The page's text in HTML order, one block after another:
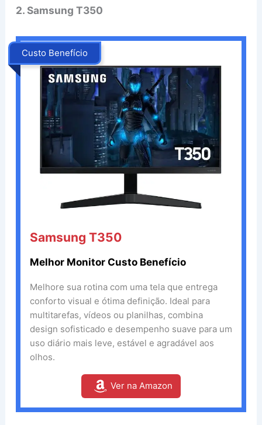
2. Samsung T350
Custo Benefício
‎
Samsung T350
Melhor Monitor Custo Benefício
Melhore sua rotina com uma tela que entrega
conforto visual e ótima definição. Ideal para
multitarefas, vídeos ou planilhas, combina
design sofisticado e desempenho suave para um
uso diário mais leve, estável e agradável aos
olhos.
Ver na Amazon